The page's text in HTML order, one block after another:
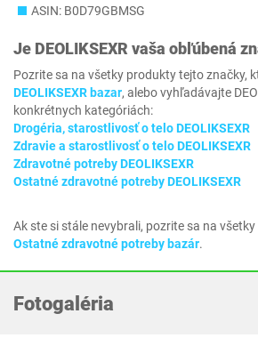
ASIN: B0D79GBMSG
Je ‎DEOLIKSEXR vaša obľúbená
Pozrite sa na všetky produkty tejto značky,
‎DEOLIKSEXR bazar, alebo vyhľadávajte
konkrétnych kategóriách:
Drogéria, starostlivosť o telo ‎DEOLIKSEXR
Zdravie a starostlivosť o telo ‎DEOLIKSEXR
Zdravotné potreby ‎DEOLIKSEXR
Ostatné zdravotné potreby ‎DEOLIKSEXR
Ak ste si stále nevybrali, pozrite sa na
Ostatné zdravotné potreby bazár.
Fotogaléria